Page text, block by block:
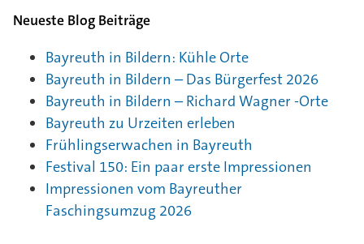
Neueste Blog Beiträge
Bayreuth in Bildern: Kühle Orte
Bayreuth in Bildern – Das Bürgerfest 2026
Bayreuth in Bildern – Richard Wagner -Orte
Bayreuth zu Urzeiten erleben
Frühlingserwachen in Bayreuth
Festival 150: Ein paar erste Impressionen
Impressionen vom Bayreuther
Faschingsumzug 2026